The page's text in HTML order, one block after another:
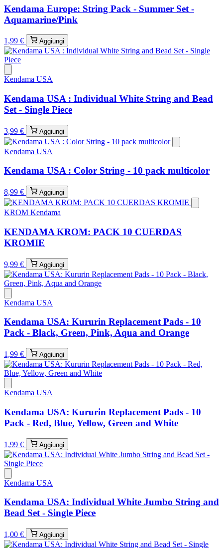
Kendama Europe: String Pack - Summer Set -
Aquamarine/Pink
1,99 € Aggiungi
Kendama USA
Kendama USA : Individual White String and Bead
Set - Single Piece
3,99 € Aggiungi
Kendama USA
Kendama USA : Color String - 10 pack multicolor
8,99 € Aggiungi
KROM Kendama
KENDAMA KROM: PACK 10 CUERDAS
KROMIE
9,99 € Aggiungi
Kendama USA
Kendama USA: Kururin Replacement Pads - 10
Pack - Black, Green, Pink, Aqua and Orange
1,99 € Aggiungi
Kendama USA
Kendama USA: Kururin Replacement Pads - 10
Pack - Red, Blue, Yellow, Green and White
1,99 € Aggiungi
Kendama USA
Kendama USA: Individual White Jumbo String and
Bead Set - Single Piece
1,00 € Aggiungi